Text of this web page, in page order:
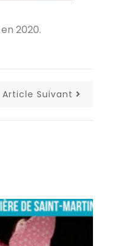
2020.
Article Suivant